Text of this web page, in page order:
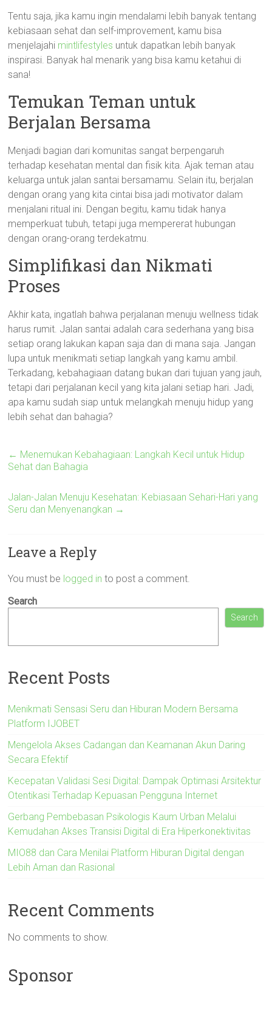
Tentu saja, jika kamu ingin mendalami lebih banyak tentang
kebiasaan sehat dan self-improvement, kamu bisa
menjelajahi mintlifestyles untuk dapatkan lebih banyak
inspirasi. Banyak hal menarik yang bisa kamu ketahui di
sana!
Temukan Teman untuk
Berjalan Bersama
Menjadi bagian dari komunitas sangat berpengaruh
terhadap kesehatan mental dan fisik kita. Ajak teman atau
keluarga untuk jalan santai bersamamu. Selain itu, berjalan
dengan orang yang kita cintai bisa jadi motivator dalam
menjalani ritual ini. Dengan begitu, kamu tidak hanya
memperkuat tubuh, tetapi juga mempererat hubungan
dengan orang-orang terdekatmu.
Simplifikasi dan Nikmati
Proses
Akhir kata, ingatlah bahwa perjalanan menuju wellness tidak
harus rumit. Jalan santai adalah cara sederhana yang bisa
setiap orang lakukan kapan saja dan di mana saja. Jangan
lupa untuk menikmati setiap langkah yang kamu ambil.
Terkadang, kebahagiaan datang bukan dari tujuan yang jauh,
tetapi dari perjalanan kecil yang kita jalani setiap hari. Jadi,
apa kamu sudah siap untuk melangkah menuju hidup yang
lebih sehat dan bahagia?
← Menemukan Kebahagiaan: Langkah Kecil untuk Hidup
Sehat dan Bahagia
Jalan-Jalan Menuju Kesehatan: Kebiasaan Sehari-Hari yang
Seru dan Menyenangkan →
Leave a Reply
You must be logged in to post a comment.
Search
Search
Recent Posts
Menikmati Sensasi Seru dan Hiburan Modern Bersama
Platform IJOBET
Mengelola Akses Cadangan dan Keamanan Akun Daring
Secara Efektif
Kecepatan Validasi Sesi Digital: Dampak Optimasi Arsitektur
Otentikasi Terhadap Kepuasan Pengguna Internet
Gerbang Pembebasan Psikologis Kaum Urban Melalui
Kemudahan Akses Transisi Digital di Era Hiperkonektivitas
MIO88 dan Cara Menilai Platform Hiburan Digital dengan
Lebih Aman dan Rasional
Recent Comments
No comments to show.
Sponsor